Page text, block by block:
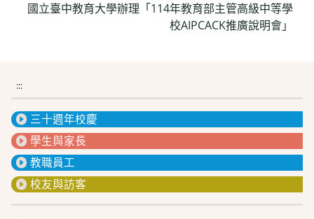
國立臺中教育大學辦理「114年教育部主管高級中等學
校AIPCACK推廣說明會」
:::
三十週年校慶
學生與家長
教職員工
校友與訪客